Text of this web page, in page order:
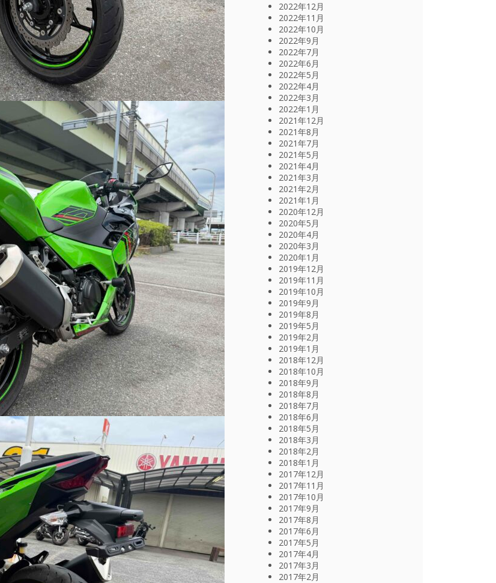
2022年12月
2022年11月
2022年10月
2022年9月
2022年7月
2022年6月
2022年5月
2022年4月
2022年3月
2022年1月
2021年12月
2021年8月
2021年7月
2021年5月
2021年4月
2021年3月
2021年2月
2021年1月
2020年12月
2020年5月
2020年4月
2020年3月
2020年1月
2019年12月
2019年11月
2019年10月
2019年9月
2019年8月
2019年5月
2019年2月
2019年1月
2018年12月
2018年10月
2018年9月
2018年8月
2018年7月
2018年6月
2018年5月
2018年3月
2018年2月
2018年1月
2017年12月
2017年11月
2017年10月
2017年9月
2017年8月
2017年6月
2017年5月
2017年4月
2017年3月
2017年2月